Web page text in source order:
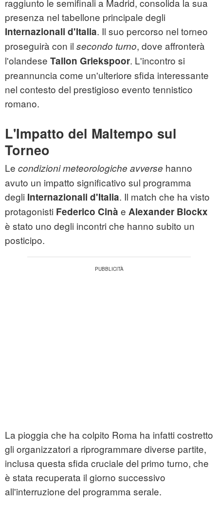
raggiunto le semifinali a Madrid, consolida la sua
presenza nel tabellone principale degli
Internazionali d'Italia. Il suo percorso nel torneo
proseguirà con il secondo turno, dove affronterà
l'olandese Tallon Griekspoor. L'incontro si
preannuncia come un'ulteriore sfida interessante
nel contesto del prestigioso evento tennistico
romano.
L'Impatto del Maltempo sul
Torneo
Le condizioni meteorologiche avverse hanno
avuto un impatto significativo sul programma
degli Internazionali d'Italia. Il match che ha visto
protagonisti Federico Cinà e Alexander Blockx
è stato uno degli incontri che hanno subito un
posticipo.
La pioggia che ha colpito Roma ha infatti costretto
gli organizzatori a riprogrammare diverse partite,
inclusa questa sfida cruciale del primo turno, che
è stata recuperata il giorno successivo
all'interruzione del programma serale.